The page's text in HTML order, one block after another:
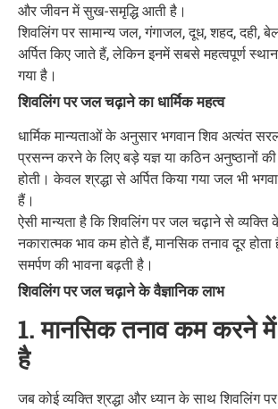
और जीवन में सुख-समृद्धि आती है।
शिवलिंग पर सामान्य जल, गंगाजल, दूध, शहद, दही,
अर्पित किए जाते हैं, लेकिन इनमें सबसे महत्वपूर्ण
गया है।
शिवलिंग पर जल चढ़ाने का धार्मिक महत्व
धार्मिक मान्यताओं के अनुसार भगवान शिव अत्यंत
प्रसन्न करने के लिए बड़े यज्ञ या कठिन अनुष्ठानों
होती। केवल श्रद्धा से अर्पित किया गया जल भी
हैं।
ऐसी मान्यता है कि शिवलिंग पर जल चढ़ाने से व्यक्ति
नकारात्मक भाव कम होते हैं, मानसिक तनाव दूर
समर्पण की भावना बढ़ती है।
शिवलिंग पर जल चढ़ाने के वैज्ञानिक लाभ
1. मानसिक तनाव कम करने
है
जब कोई व्यक्ति श्रद्धा और ध्यान के साथ शिवलिंग